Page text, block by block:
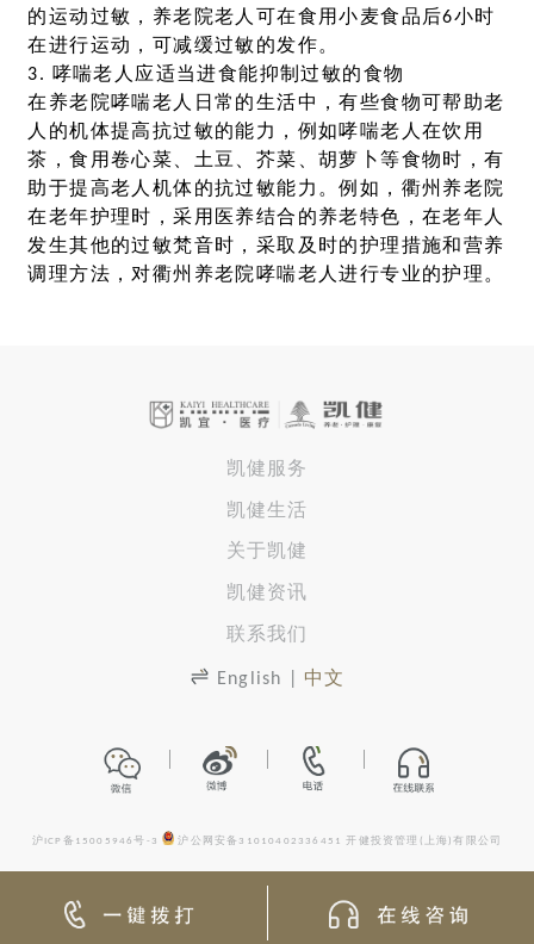
的运动过敏，养老院老人可在食用小麦食品后6小时
在进行运动，可减缓过敏的发作。
3. 哮喘老人应适当进食能抑制过敏的食物
在养老院哮喘老人日常的生活中，有些食物可帮助老
人的机体提高抗过敏的能力，例如哮喘老人在饮用
茶，食用卷心菜、土豆、芥菜、胡萝卜等食物时，有
助于提高老人机体的抗过敏能力。例如，衢州养老院
在老年护理时，采用医养结合的养老特色，在老年人
发生其他的过敏梵音时，采取及时的护理措施和营养
调理方法，对衢州养老院哮喘老人进行专业的护理。
沪ICP备15005946号-3 沪公网安备31010402336451 开健投资管理(上海)有限公司
凯健服务
凯健生活
关于凯健
凯健资讯
联系我们
English 中文